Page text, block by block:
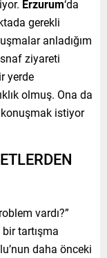
Erzurum‘da
gerekli
anladığım
ziyareti
yerde
olmuş. Ona da
istiyor
vardı?”
tartışma
daha önceki